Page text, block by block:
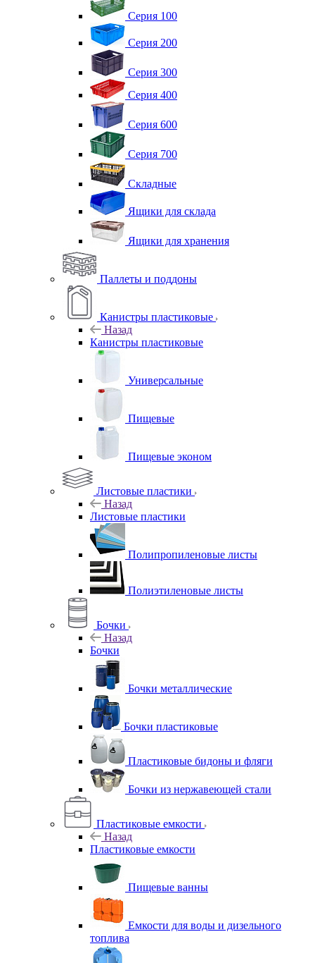
Серия 100
Серия 200
Серия 300
Серия 400
Серия 600
Серия 700
Складные
Ящики для склада
Ящики для хранения
Паллеты и поддоны
Канистры пластиковые
Назад
Канистры пластиковые
Универсальные
Пищевые
Пищевые эконом
Листовые пластики
Назад
Листовые пластики
Полипропиленовые листы
Полиэтиленовые листы
Бочки
Назад
Бочки
Бочки металлические
Бочки пластиковые
Пластиковые бидоны и фляги
Бочки из нержавеющей стали
Пластиковые емкости
Назад
Пластиковые емкости
Пищевые ванны
Емкости для воды и дизельного
топлива